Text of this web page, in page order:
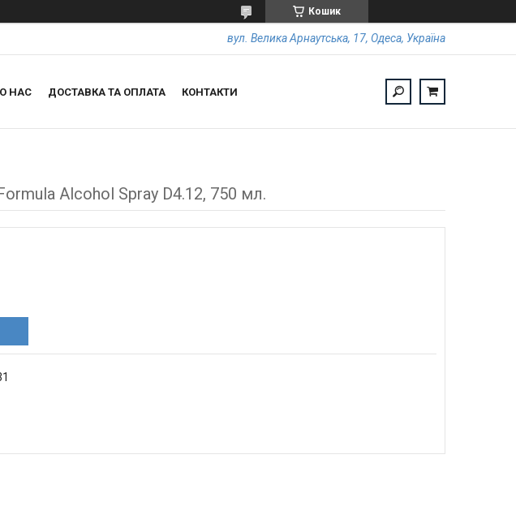
Кошик
вул. Велика Арнаутська, 17, Одеса, Україна
НАС ДОСТАВКА ТА ОПЛАТА КОНТАКТИ
Alcohol Spray D4.12, 750 мл.